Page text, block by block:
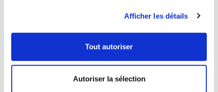
Afficher les détails
Tout autoriser
Autoriser la sélection